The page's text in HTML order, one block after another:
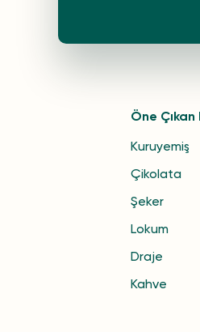
Öne
Kuruyemiş
Çikolata
Şeker
Lokum
Draje
Kahve